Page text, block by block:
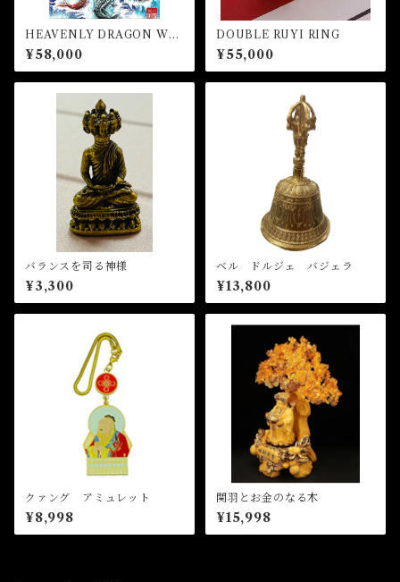
HEAVENLY DRAGON WIT
H ABUNDANCES NINE C
ARPS (額縁あり）
¥58,000
DOUBLE RUYI RING
¥55,000
バランスを司る神様
¥3,300
ベル ドルジェ バジェラ
¥13,800
クァング アミュレット
¥8,998
関羽とお金のなる木
¥15,998